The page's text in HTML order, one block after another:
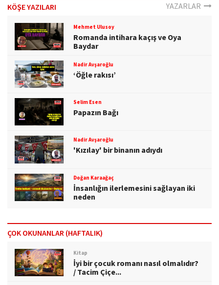
KÖŞE YAZILARI YAZARLAR
Mehmet Ulusoy
Romanda intihara kaçış ve Oya
Baydar
Nadir Avşaroğlu
‘Öğle rakısı’
Selim Esen
Papazın Bağı
Nadir Avşaroğlu
'Kızılay' bir binanın adıydı
Doğan Karaağaç
İnsanlığın ilerlemesini sağlayan iki
neden
ÇOK OKUNANLAR (HAFTALIK)
Kitap
İyi bir çocuk romanı nasıl olmalıdır?
/ Tacim Çiçe...